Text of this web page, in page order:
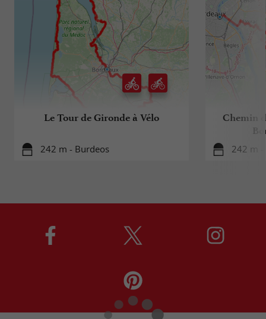
Le Tour de Gironde à Vélo
242 m - Burdeos
Chemin
242 m -